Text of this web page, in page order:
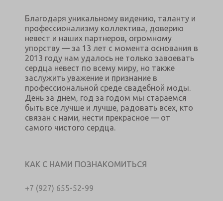
Благодаря уникальному видению, таланту и
профессионализму коллектива, доверию
невест и наших партнеров, огромному
упорству — за 13 лет с момента основания в
2013 году нам удалось не только завоевать
сердца невест по всему миру, но также
заслужить уважение и признание в
профессиональной среде свадебной моды.
День за днем, год за годом мы стараемся
быть все лучше и лучше, радовать всех, кто
связан с нами, нести прекрасное — от
самого чистого сердца.
КАК С НАМИ ПОЗНАКОМИТЬСЯ
+7 (927) 655-52-99